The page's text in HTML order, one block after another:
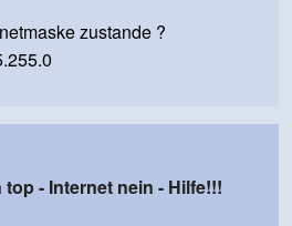
zustande ?
- Internet nein - Hilfe!!!